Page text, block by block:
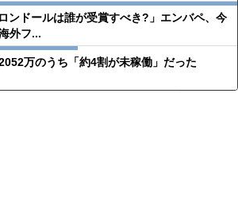
ンドールは誰が受賞すべき?」エンバペ、今
外フ...
万のうち「約4割が未稼働」だった